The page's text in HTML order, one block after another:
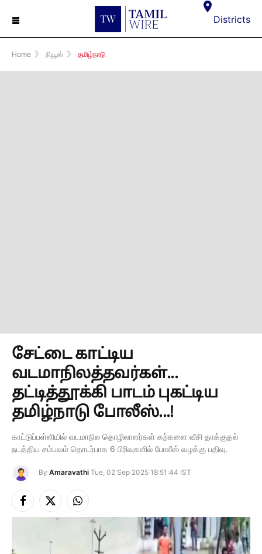
☰ Districts
Home 》 நியூஸ் 》 தமிழ்நாடு
சேட்டை காட்டிய
வடமாநிலத்தவர்கள்...
தட்டித்தூக்கி பாடம் புகட்டிய
தமிழ்நாடு போலீஸ்...!
காட்டுப்பள்ளியில் வடமாநில தொழிலாளர்கள் கற்களை வீசி தாக்குதல்
நடத்திய சம்பவம் தொடர்பாக 6 பிரிவுகளில் போலீஸ் வழக்கு பதிவு.
By Amaravathi Tue, 02 Sep 2025 18:51:44 IST
Facebook
X
(Twitter)
Instagram